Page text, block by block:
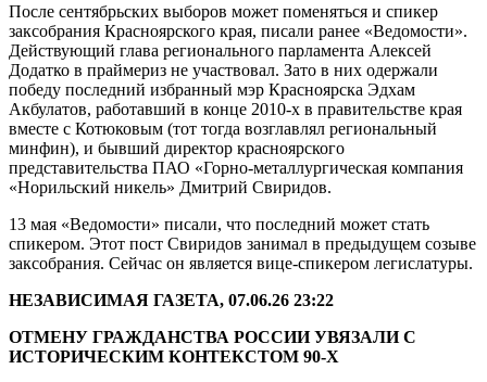
После сентябрьских выборов может поменяться и спикер
заксобрания Красноярского края, писали ранее «Ведомости».
Действующий глава регионального парламента Алексей
Додатко в праймериз не участвовал. Зато в них одержали
победу последний избранный мэр Красноярска Эдхам
Акбулатов, работавший в конце 2010-х в правительстве края
вместе с Котюковым (тот тогда возглавлял региональный
минфин), и бывший директор красноярского
представительства ПАО «Горно-металлургическая компания
«Норильский никель» Дмитрий Свиридов.
13 мая «Ведомости» писали, что последний может стать
спикером. Этот пост Свиридов занимал в предыдущем созыве
заксобрания. Сейчас он является вице-спикером легислатуры.
НЕЗАВИСИМАЯ ГАЗЕТА, 07.06.26 23:22
ОТМЕНУ ГРАЖДАНСТВА РОССИИ УВЯЗАЛИ С
ИСТОРИЧЕСКИМ КОНТЕКСТОМ 90-Х